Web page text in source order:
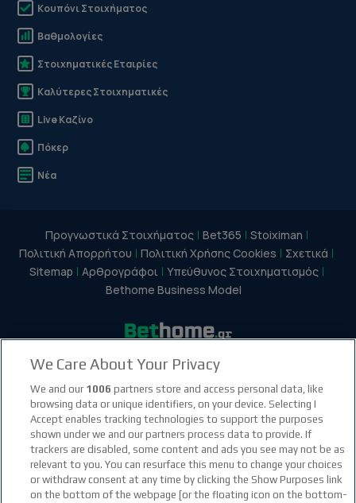
Κουπόνι Στοιχήματος
Βαθμολογίες
Στοιχηματικές Εταιρίες
Καλύτερες Στοιχηματικές
Live Καζίνο
Πόκερ
Νέα
Προγνωστικά Στοιχήματος Bet365
Stoiximan
Πολιτική Απορρήτου
Πολιτική Χρήσης Cookies
Σχετικά
Sitemap
Αρθρογράφοι
Υπεύθυνος Στοιχηματισμός
Bethome Business Model
instagram social link
youtube social link
tiktok social link
twitter social link
We Care About Your Privacy
We and our 1006 partners store and access personal data, like
browsing data or unique identifiers, on your device. Selecting I
Accept enables tracking technologies to support the purposes
shown under we and our partners process data to provide. If
trackers are disabled, some content and ads you see may not be as
relevant to you. You can resurface this menu to change your choices
or withdraw consent at any time by clicking the Show Purposes link
on the bottom of the webpage [or the floating icon on the bottom-